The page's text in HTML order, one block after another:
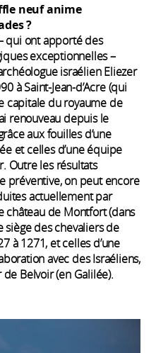
neuf anime
?
qui ont apporté des
exceptionnelles –
israélien Eliezer
à Saint-Jean-d’Acre (qui
capitale du royaume de
renouveau depuis le
aux fouilles d’une
et celles d’une équipe
Outre les résultats
préventive, on peut encore
actuellement par
château de Montfort (dans
siège des chevaliers de
à 1271, et celles d’une
avec des Israéliens,
Belvoir (en Galilée).